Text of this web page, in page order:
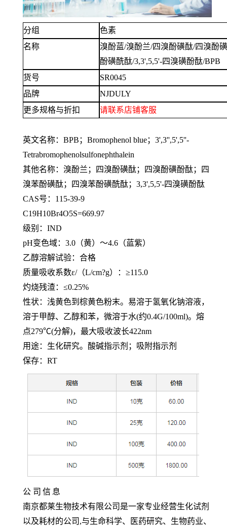
分组
色素
名称
溴酚蓝/溴酚兰/四溴酚磺酞/四溴酚
酚磺酰酞/3,3',5,5'-四溴磺酚酞/BPB
货号
SR0045
品牌
NJDULY
更多规格与折扣
请联系店铺客服
英文名称： BPB；Bromophenol blue；3',3'',5',5''-
Tetrabromophenolsulfonephthalein
其他名称：溴酚兰；四溴酚磺酞；四溴酚磺酚酞；四
溴苯酚磺酞；四溴苯酚磺酰酞； 3,3',5,5'-四溴磺酚酞
CAS号：115-39-9
C19H10Br4O5S=669.97
级别： IND
pH变色域：3.0（黄）～4.6（蓝紫）
乙醇溶解试验：合格
质量吸收系数ε/（L/cm?g）：≥115.0
灼烧残渣： ≤0.25%
性状：浅黄色到棕黄色粉末。易溶于氢氧化钠溶液，
溶于甲醇、乙醇和苯，微溶于水(约0.4G/100ml)。熔
点279℃(分解)，最大吸收波长422nm
用途：生化研究。酸碱指示剂；吸附指示剂
保存： RT
公 司 信 息
南京都莱生物技术有限公司是一家专业经营生化试剂
以及耗材的公司,与生命科学、医药研究、生物药业、